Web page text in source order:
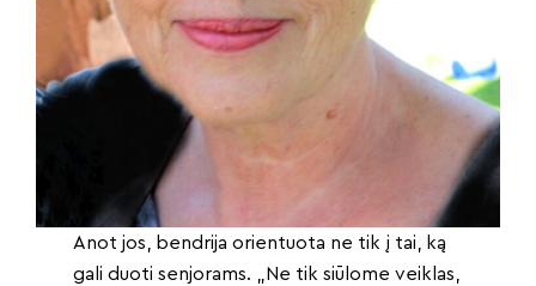
Anot jos, bendrija orientuota ne tik į tai, ką
gali duoti senjorams. „Ne tik siūlome veiklas,